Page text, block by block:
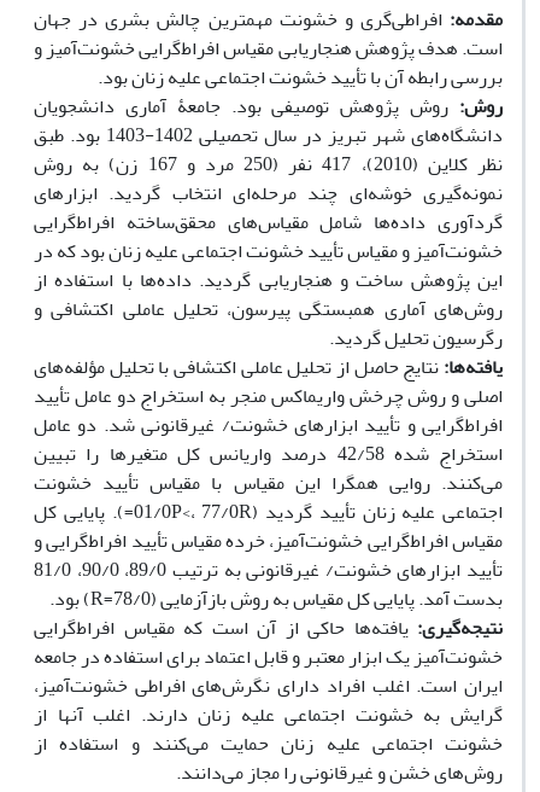
مقدمه: افراطی‌گری و خشونت مهمترین چالش بشری در جهان
است. هدف پژوهش هنجاریابی مقیاس افراط‌گرایی خشونت‌آمیز و
بررسی رابطه آن با تأیید خشونت اجتماعی علیه زنان بود.
روش: روش پژوهش توصیفی بود. جامعۀ آماری دانشجویان
دانشگاه‌های شهر تبریز در سال تحصیلی 1402-1403 بود. طبق
نظر کلاین (2010)، 417 نفر (250 مرد و 167 زن) به روش
نمونه‌گیری خوشه‌ای چند مرحله‌ای انتخاب گردید. ابزارهای
گرد‌آوری داده‌ها شامل مقیاس‌های محقق‌ساخته افراط‌گرایی
خشونت‌آمیز و مقیاس تأیید خشونت اجتماعی علیه زنان بود که در
این پژوهش ساخت و هنجاریابی گردید. داده‌ها با استفاده از
روش‌های آماری همبستگی پیرسون، تحلیل عاملی اکتشافی و
رگرسیون تحلیل گردید.
یافته‌ها:نتایج حاصل از تحلیل عاملی اکتشافی با تحلیل مؤلفه‌های
اصلی و روش چرخش واریماکس منجر به استخراج دو عامل تأیید
افراط‌گرایی و تأیید ابزارهای خشونت/ غیرقانونی شد. دو عامل
استخراج شده 42/58 درصد واریانس کل متغیرها را تبیین
می‌کنند. روایی همگرا این مقیاس با مقیاس تأیید خشونت
اجتماعی علیه زنان تأیید گردید (01/0P<، 77/0R=). پایایی کل
مقیاس افراط‌گرایی خشونت‌آمیز، خرده مقیاس تأیید افراط‌گرایی و
تأیید ابزارهای خشونت/ غیرقانونی به ترتیب 89/0، 90/0، 81/0
بدست آمد. پایایی کل مقیاس به روش بازآزمایی (78/0=R) بود.
نتیجه‌گیری: یافته‌ها حاکی از آن است که مقیاس افراط‌گرایی
خشونت‌آمیز یک ابزار معتبر و قابل اعتماد برای استفاده در جامعه
ایران است. اغلب افراد دارای نگرش‌های افراطی خشونت‌آمیز،
گرایش به خشونت‌ اجتماعی علیه زنان دارند. اغلب آنها از
خشونت اجتماعی علیه زنان حمایت می‌کنند و استفاده از
روش‌های خشن و غیرقانونی را مجاز می‌دانند.